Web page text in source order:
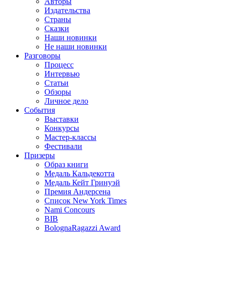
Издательства
Страны
Сказки
Наши новинки
Не наши новинки
Разговоры
Процесс
Интервью
Статьи
Обзоры
Личное дело
События
Выставки
Конкурсы
Мастер-классы
Фестивали
Призеры
Образ книги
Медаль Кальдекотта
Медаль Кейт Гринуэй
Премия Андерсена
Список New York Times
Nami Concours
BIB
BolognaRagazzi Award